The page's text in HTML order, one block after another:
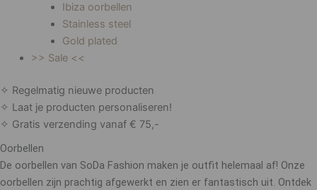
Ibiza oorbellen
Stainless steel
Gold plated
>> Sale <<
✧ Regelmatig nieuwe producten
✧ Laat je producten personaliseren!
✧ Gratis verzending vanaf € 75,-
Oorbellen
De oorbellen van SoDa Fashion maken je outfit helemaal af! Onze
oorbellen zijn prachtig afgewerkt en zien er fantastisch uit. Ontdek